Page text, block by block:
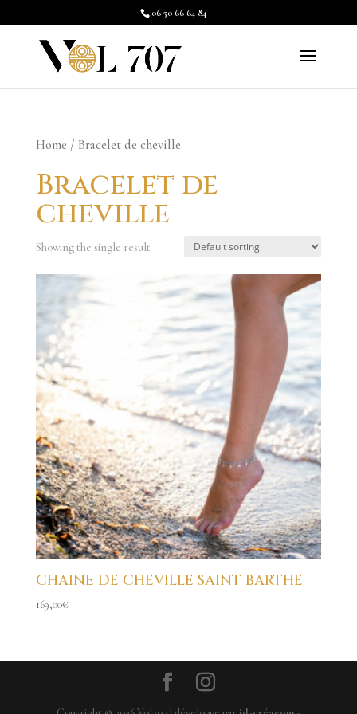
06 50 66 64 84
Home / Bracelet de cheville
Bracelet de
cheville
Showing the single result
CHAINE DE CHEVILLE SAINT BARTHE
169,00€